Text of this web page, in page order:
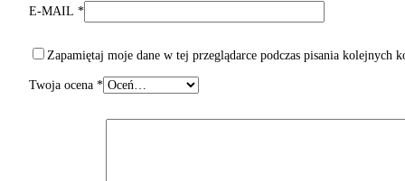
E-MAIL*
Zapamiętaj moje dane w tej przeglądarce podczas pisania kolejnych
Twoja ocena*